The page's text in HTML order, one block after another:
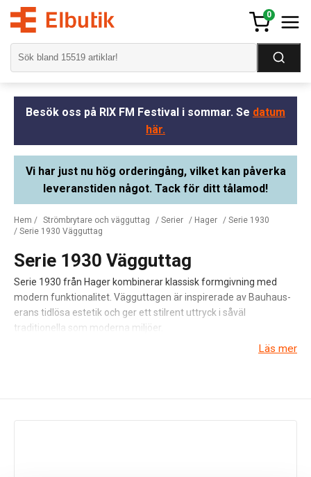
0
Besök oss på RIX FM Festival i sommar. Se datum
här.
Vi har just nu hög orderingång, vilket kan påverka
leveranstiden något. Tack för ditt tålamod!
Hem / Strömbrytare och vägguttag / Serier / Hager / Serie 1930
/ Serie 1930 Vägguttag
Serie 1930 Vägguttag
Serie 1930 från Hager kombinerar klassisk formgivning med
modern funktionalitet. Vägguttagen är inspirerade av Bauhaus-
erans tidlösa estetik och ger ett stilrent uttryck i såväl
traditionella som moderna miljöer.
gör det enkelt att skapa en enhetlig stil i hela hemmet eller i
Läs mer